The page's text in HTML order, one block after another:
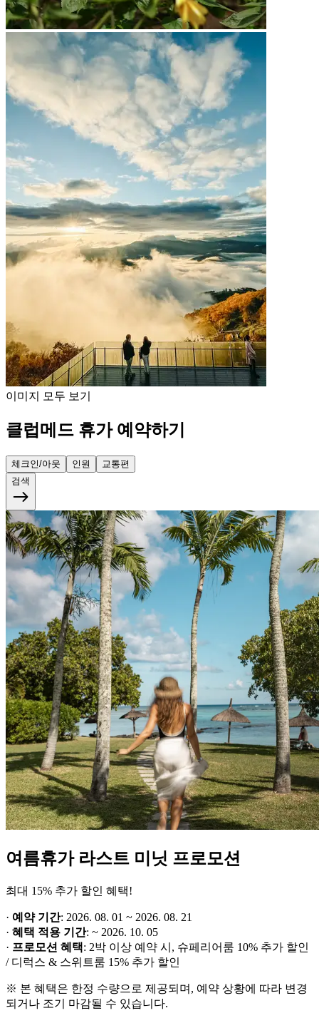
이미지 모두 보기
클럽메드 휴가 예약하기
체크인/아웃 인원
교통편
검색
여름휴가 라스트 미닛 프로모션
최대 15% 추가 할인 혜택!
· 예약 기간: 2026. 08. 01 ~ 2026. 08. 21
· 혜택 적용 기간: ~ 2026. 10. 05
· 프로모션 혜택: 2박 이상 예약 시, 슈페리어룸 10% 추가 할인
/ 디럭스 & 스위트룸 15% 추가 할인
※ 본 혜택은 한정 수량으로 제공되며, 예약 상황에 따라 변경
되거나 조기 마감될 수 있습니다.